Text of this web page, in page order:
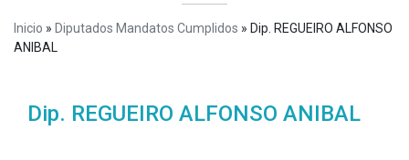
Inicio » Diputados Mandatos Cumplidos » Dip. REGUEIRO ALFONSO
ANIBAL
Dip. REGUEIRO ALFONSO ANIBAL